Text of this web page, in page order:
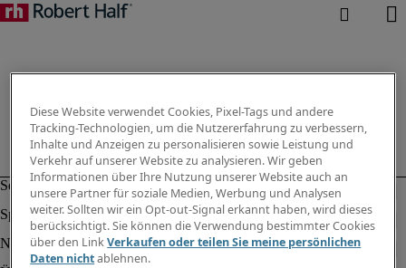
Diese Website verwendet Cookies, Pixel-Tags und andere
Tracking-Technologien, um die Nutzererfahrung zu verbessern,
Inhalte und Anzeigen zu personalisieren sowie Leistung und
Verkehr auf unserer Website zu analysieren. Wir geben
Informationen über Ihre Nutzung unserer Website auch an
unsere Partner für soziale Medien, Werbung und Analysen
weiter. Sollten wir ein Opt-out-Signal erkannt haben, wird dieses
berücksichtigt. Sie können die Verwendung bestimmter Cookies
über den LinkVerkaufen oder teilen Sie meine persönlichen
Daten nichtablehnen.